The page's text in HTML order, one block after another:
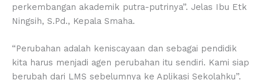
perkembangan akademik putra-putrinya”. Jelas Ibu Etk
Ningsih, S.Pd., Kepala Smaha.
“Perubahan adalah keniscayaan dan sebagai pendidik
kita harus menjadi agen perubahan itu sendiri. Kami siap
berubah dari LMS sebelumnya ke Aplikasi Sekolahku”.